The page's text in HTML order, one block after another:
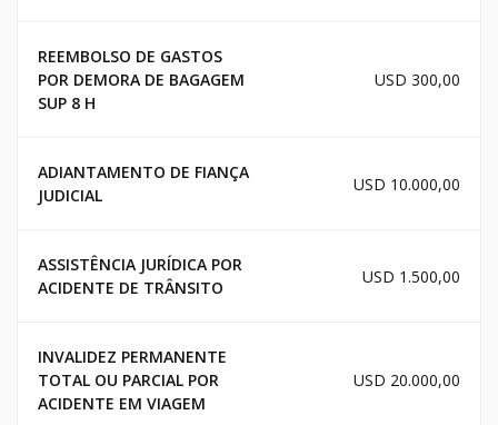
REEMBOLSO DE GASTOS
POR DEMORA DE BAGAGEM
SUP 8 H
USD 300,00
ADIANTAMENTO DE FIANÇA
JUDICIAL
USD 10.000,00
ASSISTÊNCIA JURÍDICA POR
ACIDENTE DE TRÂNSITO
USD 1.500,00
INVALIDEZ PERMANENTE
TOTAL OU PARCIAL POR
ACIDENTE EM VIAGEM
USD 20.000,00